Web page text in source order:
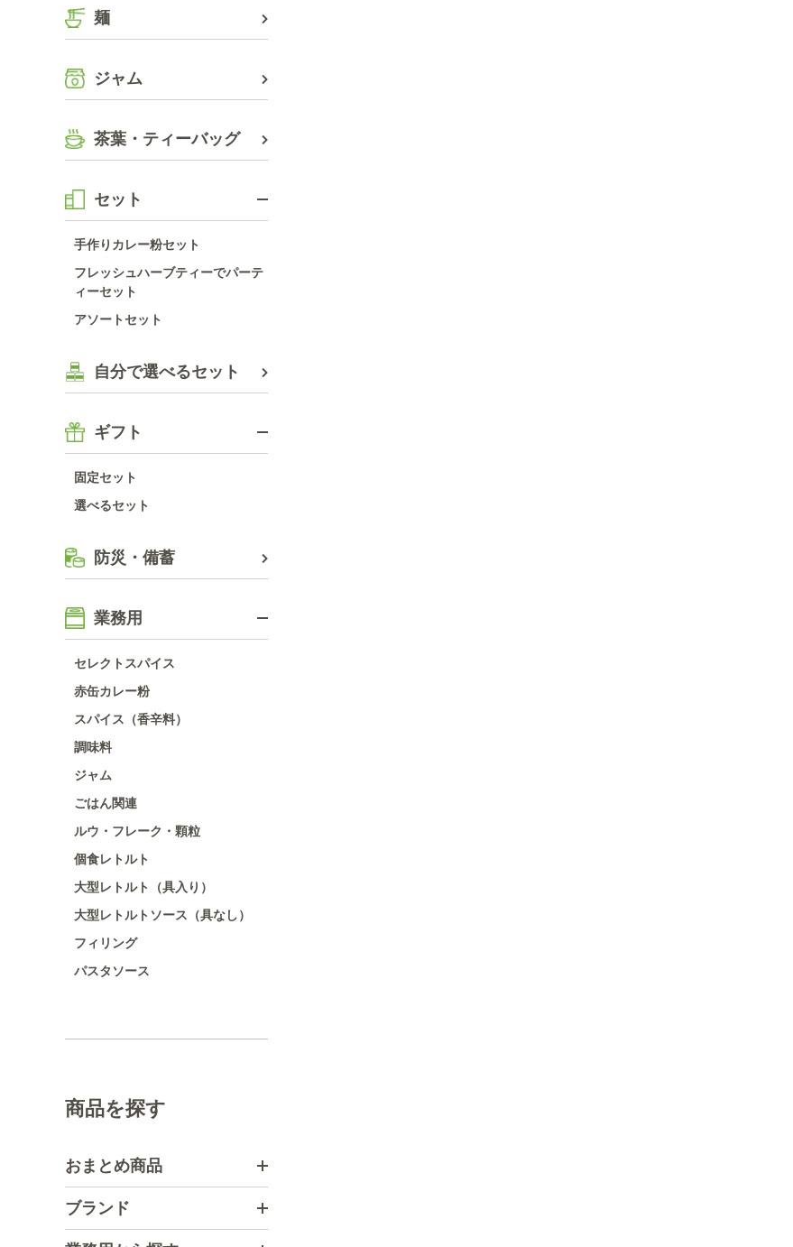
麺
ジャム
茶葉・ティーバッグ
セット
手作りカレー粉セット
フレッシュハーブティーでパーテ
ィーセット
アソートセット
自分で選べるセット
ギフト
固定セット
選べるセット
防災・備蓄
業務用
セレクトスパイス
赤缶カレー粉
スパイス（香辛料）
調味料
ジャム
ごはん関連
ルウ・フレーク・顆粒
個食レトルト
大型レトルト（具入り）
大型レトルトソース（具なし）
フィリング
パスタソース
商品を探す
おまとめ商品
ブランド